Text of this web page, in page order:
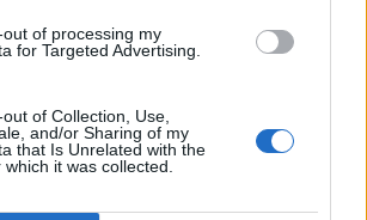
of processing my
for Targeted Advertising.
of Collection, Use,
and/or Sharing of my
that Is Unrelated with the
it was collected.